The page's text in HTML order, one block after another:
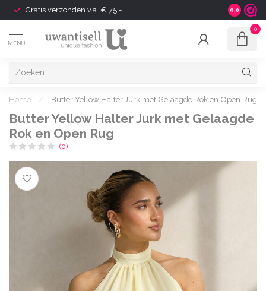
Gratis verzonden v.a. € 75,- Shipping
9.0
MENU
0
Home / Butter Yellow Halter Jurk met Gelaagde Rok en Open Rug
Butter Yellow Halter Jurk met Gelaagde
Rok en Open Rug
(0)